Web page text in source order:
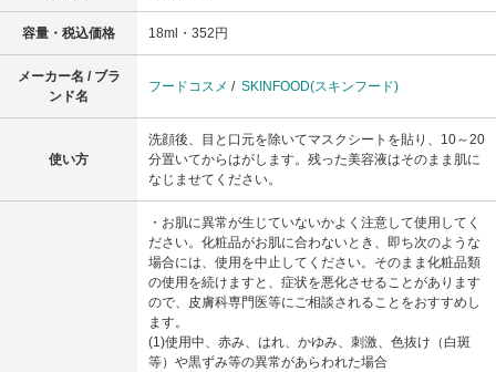
容量・税込価格 18ml・352円
メーカー名 / ブラ
ンド名
フードコスメ / SKINFOOD(スキンフード)
使い方
洗顔後、目と口元を除いてマスクシートを貼り、10～20
分置いてからはがします。残った美容液はそのまま肌に
なじませてください。
・お肌に異常が生じていないかよく注意して使用してく
ださい。化粧品がお肌に合わないとき、即ち次のような
場合には、使用を中止してください。そのまま化粧品類
の使用を続けますと、症状を悪化させることがあります
ので、皮膚科専門医等にご相談されることをおすすめし
ます。
(1)使用中、赤み、はれ、かゆみ、刺激、色抜け（白斑
等）や黒ずみ等の異常があらわれた場合